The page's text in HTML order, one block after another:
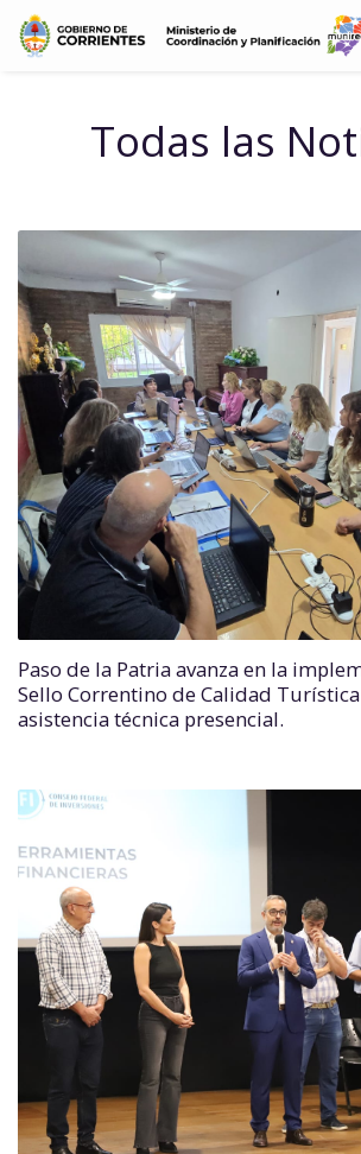
Todas las
Paso de la Patria avanza en la
Sello Correntino de Calidad
asistencia técnica presencial.